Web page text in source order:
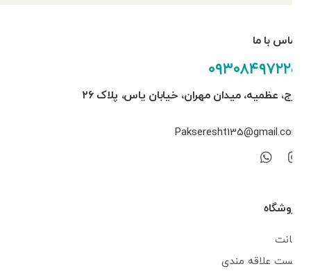
تماس با ما
۰۹۳۰۸۴۹۷۲۲۵
کرج، عظمیه، میدان مهران، خیابان یاس، پلاک ۲۶
Pakseresht135@gmail.com
فروشگاه
اکانت
لیست علاقه مندی